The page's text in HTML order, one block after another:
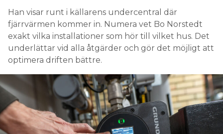
Han visar runt i källarens undercentral där
fjärrvärmen kommer in. Numera vet Bo Norstedt
exakt vilka installationer som hör till vilket hus. Det
underlättar vid alla åtgärder och gör det möjligt att
optimera driften bättre.